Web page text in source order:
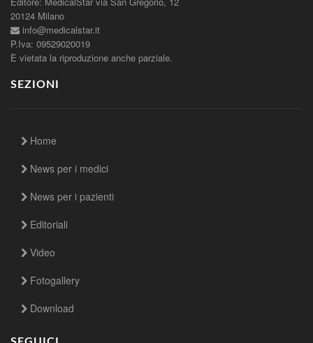
20124 Milano
info@medicalstar.it
P.Iva: 09529020019
È vietata la riproduzione anche parziale.
SEZIONI
Home
News per i medici
News per i pazienti
Editoriali
Video
Fotogallery
Download